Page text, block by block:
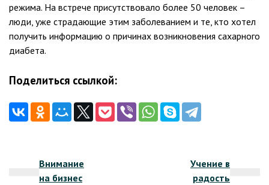
режима. На встрече присутствовало более 50 человек –
люди, уже страдающие этим заболеванием и те, кто хотел
получить информацию о причинах возникновения сахарного
диабета.
Поделиться ссылкой:
Внимание
на бизнес
Учение в
радость